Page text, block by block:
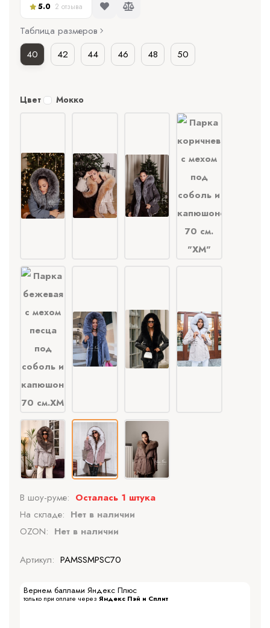
5.0 2 отзыва
Таблица размеров
40
42 44 46 48 50
Цвет Мокко
В шоу-руме: Осталась 1 штука
На складе: Нет в наличии
OZON: Нет в наличии
Артикул: PAMSSMPSC70
Вернем баллами Яндекс Плюс
только при оплате через Яндекс Пэй и Сплит